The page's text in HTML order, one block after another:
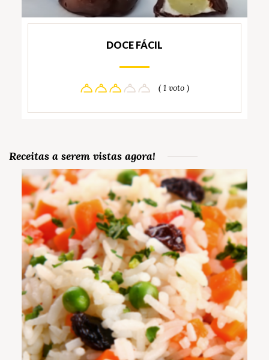
DOCE FÁCIL
( 1 voto )
Receitas a serem vistas agora!